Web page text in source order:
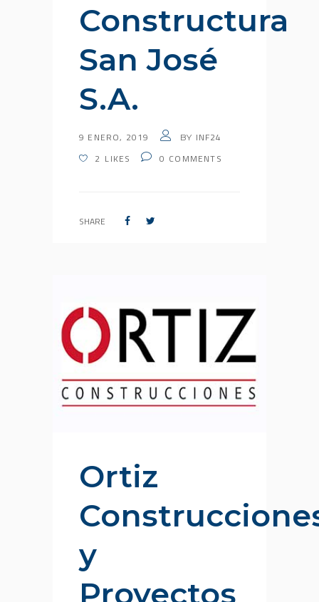
Constructura
San José
S.A.
9 ENERO, 2019 BY INF24
2 LIKES 0 COMMENTS
SHARE
Ortiz
y
Proyectos